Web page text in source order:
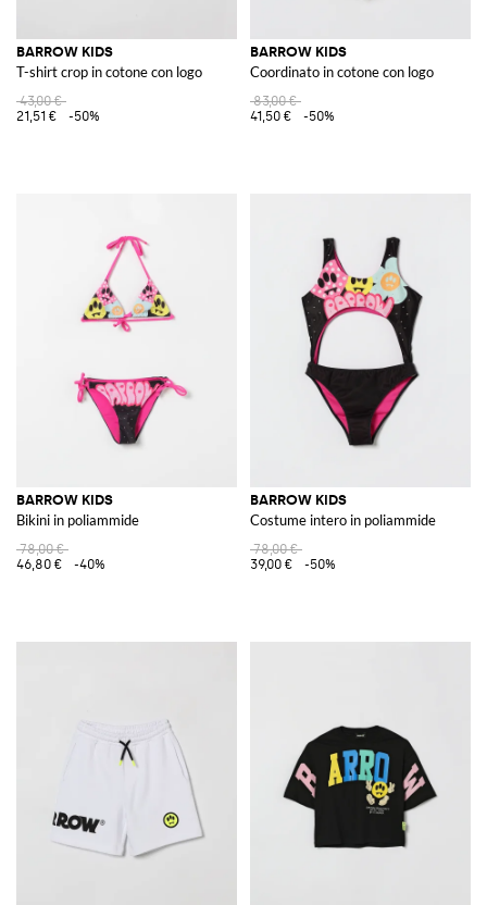
BARROW KIDS
T-shirt crop in cotone con logo
43,00 €
21,51 €
-50%
BARROW KIDS
Coordinato in cotone con logo
83,00 €
41,50 €
-50%
BARROW KIDS
Bikini in poliammide
78,00 €
46,80 €
-40%
BARROW KIDS
Costume intero in poliammide
78,00 €
39,00 €
-50%